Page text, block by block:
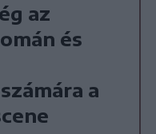
az
és
a